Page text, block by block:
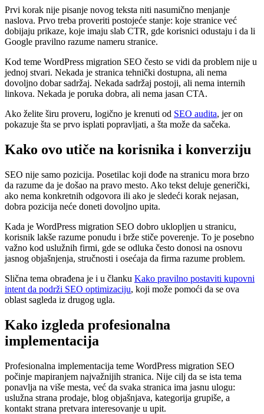
Prvi korak nije pisanje novog teksta niti nasumično menjanje
naslova. Prvo treba proveriti postojeće stanje: koje stranice već
dobijaju prikaze, koje imaju slab CTR, gde korisnici odustaju i da li
Google pravilno razume nameru stranice.
Kod teme WordPress migration SEO često se vidi da problem nije u
jednoj stvari. Nekada je stranica tehnički dostupna, ali nema
dovoljno dobar sadržaj. Nekada sadržaj postoji, ali nema internih
linkova. Nekada je poruka dobra, ali nema jasan CTA.
Ako želite širu proveru, logično je krenuti od SEO audita, jer on
pokazuje šta se prvo isplati popravljati, a šta može da sačeka.
Kako ovo utiče na korisnika i konverziju
SEO nije samo pozicija. Posetilac koji dođe na stranicu mora brzo
da razume da je došao na pravo mesto. Ako tekst deluje generički,
ako nema konkretnih odgovora ili ako je sledeći korak nejasan,
dobra pozicija neće doneti dovoljno upita.
Kada je WordPress migration SEO dobro uklopljen u stranicu,
korisnik lakše razume ponudu i brže stiče poverenje. To je posebno
važno kod uslužnih firmi, gde se odluka često donosi na osnovu
jasnog objašnjenja, stručnosti i osećaja da firma razume problem.
Slična tema obrađena je i u članku Kako pravilno postaviti kupovni
intent da podrži SEO optimizaciju, koji može pomoći da se ova
oblast sagleda iz drugog ugla.
Kako izgleda profesionalna
implementacija
Profesionalna implementacija teme WordPress migration SEO
počinje mapiranjem najvažnijih stranica. Nije cilj da se ista tema
ponavlja na više mesta, već da svaka stranica ima jasnu ulogu:
uslužna strana prodaje, blog objašnjava, kategorija grupiše, a
kontakt strana pretvara interesovanje u upit.